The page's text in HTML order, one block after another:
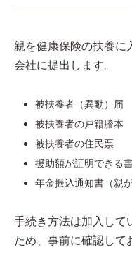
親を健康保険の扶養に
会社に提出します。
被扶養者（異動）届
被扶養者の戸籍謄本
被扶養者の住民票
援助額が証明できる
年金振込通知書（親
手続き方法は加入して
ため、事前に確認して